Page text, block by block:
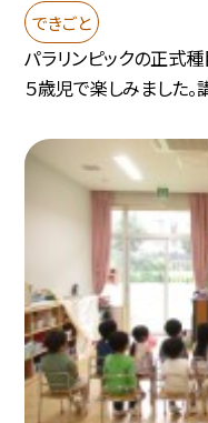
できごと
パラリンピックの正式
５歳児で楽しみました。